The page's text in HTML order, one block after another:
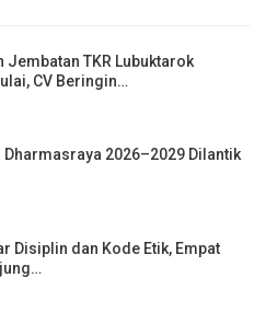
Jembatan TKR Lubuktarok
CV Beringin…
Dharmasraya 2026–2029 Dilantik
Disiplin dan Kode Etik, Empat